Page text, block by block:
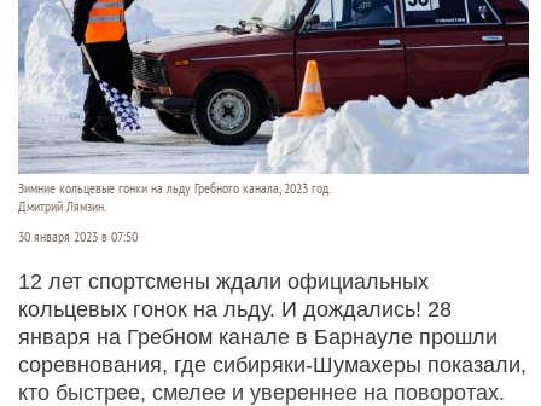
Зимние кольцевые гонки на льду Гребного канала, 2023 год.
Дмитрий Лямзин.
30 января 2023 в 07:50
12 лет спортсмены ждали официальных
кольцевых гонок на льду. И дождались! 28
января на Гребном канале в Барнауле прошли
соревнования, где сибиряки-Шумахеры показали,
кто быстрее, смелее и увереннее на поворотах.